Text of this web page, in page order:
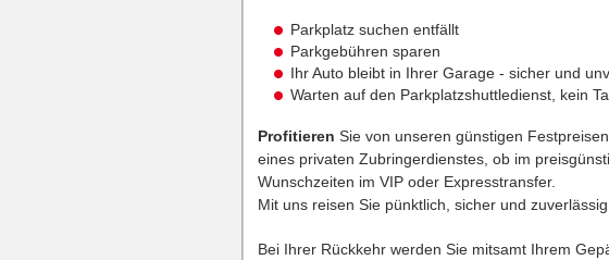
Parkplatz suchen entfällt
Parkgebühren sparen
Ihr Auto bleibt in Ihrer Garage - sicher und
Warten auf den Parkplatzshuttledienst, kein
Profitieren Sie von unseren günstigen
eines privaten Zubringerdienstes, ob im
Wunschzeiten im VIP oder Expresstransfer.
Mit uns reisen Sie pünktlich, sicher und zuverlässig.
Bei Ihrer Rückkehr werden Sie mitsamt Ihrem